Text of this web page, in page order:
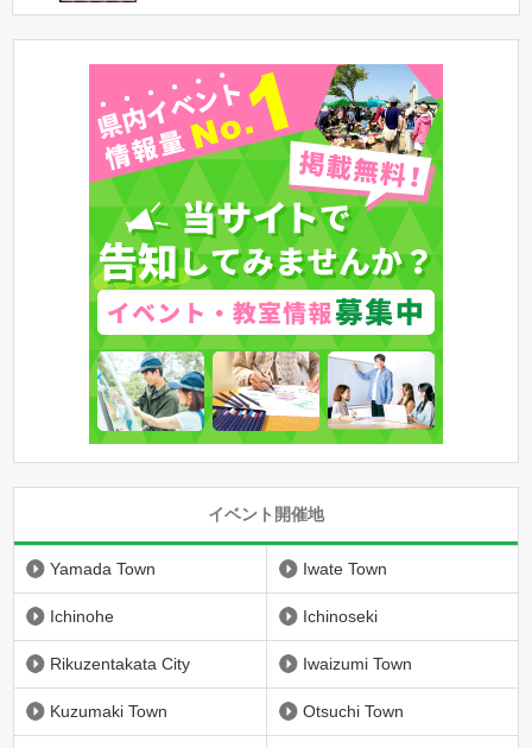
イベント開催地
Yamada Town Iwate Town
Ichinohe Ichinoseki
Rikuzentakata City Iwaizumi Town
Kuzumaki Town Otsuchi Town